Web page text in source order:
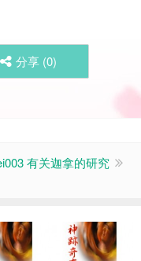
分享 (0)
有关迦拿的研究